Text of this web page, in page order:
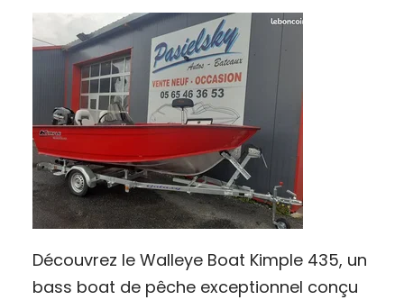
Découvrez le Walleye Boat Kimple 435, un
bass boat de pêche exceptionnel conçu